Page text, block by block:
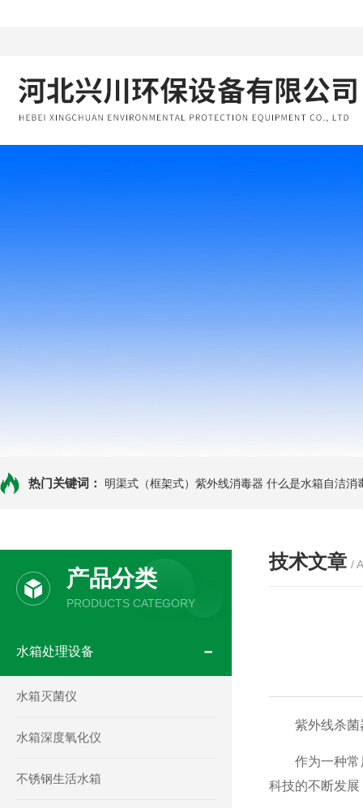
热门关键词： 明渠式（框架式）紫外线消毒器 什么是水箱自洁消
产品分类
PRODUCTS CATEGORY
水箱处理设备
水箱灭菌仪
水箱深度氧化仪
不锈钢生活水箱
技术文章 /
紫外线杀菌器
作为一种常用
科技的不断发